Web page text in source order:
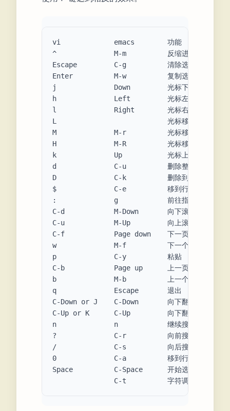
vi             emacs        功能
^              M-m          反缩进
Escape         C-g          清除选定内容
Enter          M-w          复制选定内容
j              Down         光标下移
h              Left         光标左移
l              Right        光标右移
L                           光标移到尾行
M              M-r          光标移到中间行
H              M-R          光标移到首行
k              Up           光标上移
d              C-u          删除整行
D              C-k          删除到行末
$              C-e          移到行尾
:              g            前往指定行
C-d            M-Down       向下滚动半屏
C-u            M-Up         向上滚动半屏
C-f            Page down    下一页
w              M-f          下一个词
p              C-y          粘贴
C-b            Page up      上一页
b              M-b          上一个词
q              Escape       退出
C-Down or J    C-Down       向下翻
C-Up or K      C-Up         向下翻
n              n            继续搜索
?              C-r          向前搜索
/              C-s          向后搜索
0              C-a          移到行首
Space          C-Space      开始选中